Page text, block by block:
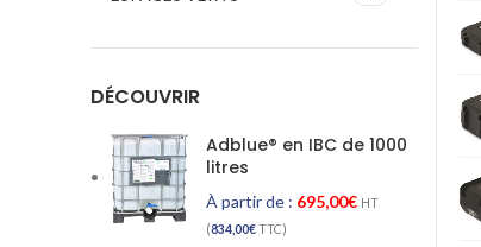
DÉCOUVRIR
Adblue® en IBC de 1000
litres
À partir de : 695,00€ HT
(834,00€TTC)